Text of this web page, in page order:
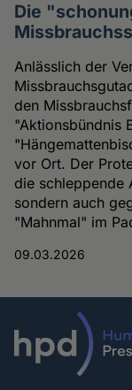
Die
Anlässlich der
den
"Aktionsbündnis
vor Ort. Der
die schleppende
sondern auch
"Mahnmal" im
09.03.2026